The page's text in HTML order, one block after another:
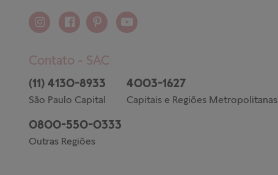
Contato - SAC
(11) 4130-8933
São Paulo Capital
4003-1627
Capitais e Regiões Metropolitanas
0800-550-0333
Outras Regiões